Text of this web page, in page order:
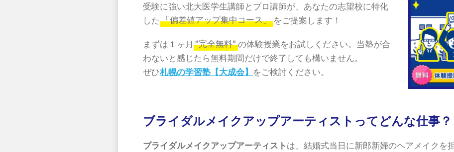
受験に強い北大医学生講師とプロ講師が、あなたの志望校に特化
した 「偏差値アップ集中コース」をご提案します！
まずは１ヶ月 "完全無料"の体験授業をお試しください。当塾が合
わないと感じたら無料期間だけで終了しても構いません。
ぜひ札幌の学習塾【大成会】 をご検討ください。
ブライダルメイクアップアーティストってどんな仕事？
ブライダルメイクアップアーティスト は、結婚式当日に新郎新婦のヘアメイクを